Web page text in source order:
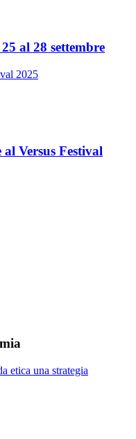
al 28 settembre
Versus Festival